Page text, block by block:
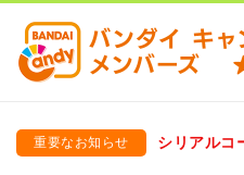
重要なお知らせ
シリアルコ